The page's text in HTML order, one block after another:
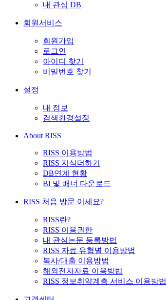
내 관심 DB
회원서비스
회원가입
로그인
아이디 찾기
비밀번호 찾기
설정
내 정보
검색환경설정
About RISS
RISS 이용방법
RISS 지식더하기
DB연계 현황
BI 및 배너 다운로드
RISS 처음 방문 이세요?
RISS란?
RISS 이용권한
내 관심논문 등록방법
RISS 자료 유형별 이용방법
복사/대출 이용방법
해외전자자료 이용방법
RISS 정보취약계층 서비스 이용방법